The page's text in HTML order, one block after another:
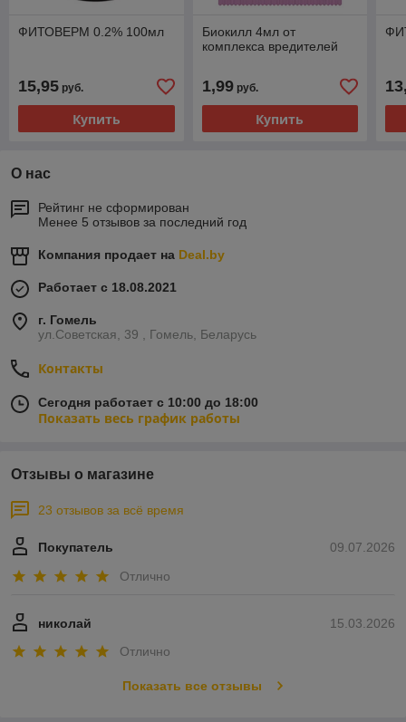
ФИТОВЕРМ 0.2% 100мл
15,95 руб.
Купить
Биокилл 4мл от
комплекса вредителей
1,99руб.
Купить
О нас
Рейтинг не сформирован
Менее 5 отзывов за последний год
Компания продает на Deal.by
Работает с 18.08.2021
г. Гомель
ул.Советская, 39 , Гомель, Беларусь
Контакты
Сегодня работает с 10:00 до 18:00
Показать весь график работы
Отзывы о магазине
23 отзывов за всё время
09.07.2026
Покупатель
Отлично
15.03.2026
николай
Отлично
Показать все отзывы